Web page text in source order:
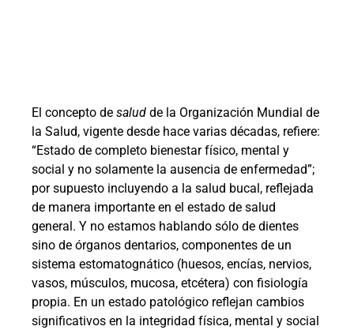
El concepto de salud de la Organización Mundial de
la Salud, vigente desde hace varias décadas, refiere:
“Estado de completo bienestar físico, mental y
social y no solamente la ausencia de enfermedad”;
por supuesto incluyendo a la salud bucal, reflejada
de manera importante en el estado de salud
general. Y no estamos hablando sólo de dientes
sino de órganos dentarios, componentes de un
sistema estomatognático (huesos, encías, nervios,
vasos, músculos, mucosa, etcétera) con fisiología
propia. En un estado patológico reflejan cambios
significativos en la integridad física, mental y social